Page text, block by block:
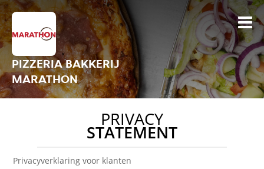
PIZZERIA BAKKERIJ
MARATHON
PRIVACY
STATEMENT
Privacyverklaring voor klanten